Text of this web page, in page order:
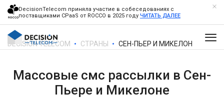
DecisionTelecom приняла участие в собеседованиях с
поставщиками CPaaS от ROCCO в 2025 году ЧИТАТЬ ДАЛЕЕ
DECISION TELECOM СТРАНЫ СЕН-ПЬЕР И МИКЕЛОН
Массовые смс рассылки в Сен-
Пьере и Микелоне